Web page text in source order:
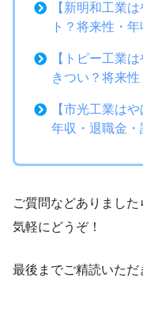
【新明和工業
ト？将来性・
【トピー工業
きつい？将来
【市光工業は
年収・退職金
ご質問などありまし
気軽にどうぞ！
最後までご精読いただ